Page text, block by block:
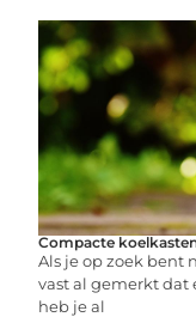
Compacte
Als je op zoek bent
vast al gemerkt dat
heb je al